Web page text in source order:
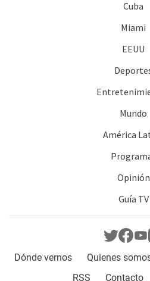
Cuba
Miami
EEUU
Mundo
América
Opinión
Guía TV
Dónde vernos Quienes
RSS
Contacto